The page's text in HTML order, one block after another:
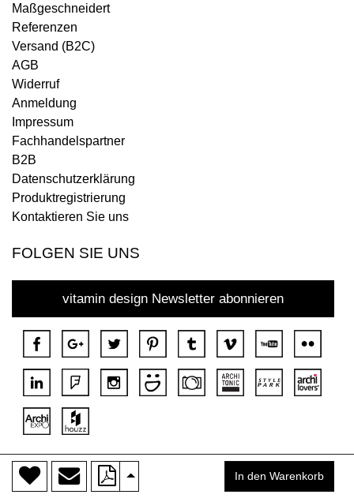
> In den Warenkorb
Maßgeschneidert
Referenzen
Versand (B2C)
AGB
Widerruf
Anmeldung
Impressum
Fachhandelspartner
B2B
Datenschutzerklärung
Produktregistrierung
Kontaktieren Sie uns
FOLGEN SIE UNS
vitamin design Newsletter abonnieren
Copyright © 2018 DONA Alle Rechte vorbehalten.